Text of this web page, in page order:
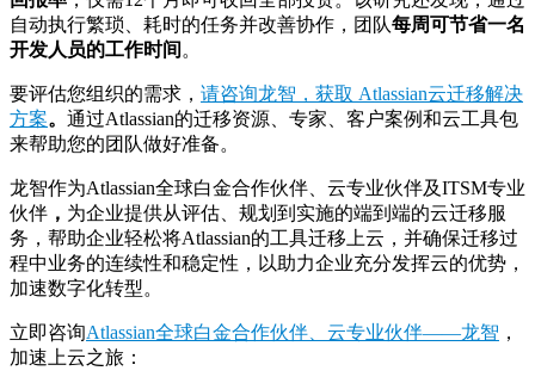
自动执行繁琐、耗时的任务并改善协作，团队每周可节省一名
开发人员的工作时间 。
要评估您组织的需求， 请咨询龙智，获取 Atlassian云迁移解决
方案。 通过Atlassian的迁移资源、专家、客户案例和云工具包
来帮助您的团队做好准备。
龙智作为Atlassian全球白金合作伙伴、云专业伙伴及ITSM专业
伙伴 ， 为企业提供从评估、规划到实施的端到端的云迁移服
务，帮助企业轻松将Atlassian的工具迁移上云，并确保迁移过
程中业务的连续性和稳定性，以助力企业充分发挥云的优势，
加速数字化转型。
立即咨询Atlassian全球白金合作伙伴、云专业伙伴——龙智 ，
加速上云之旅：